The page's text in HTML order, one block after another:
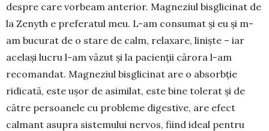
despre care vorbeam anterior. Magneziul bisglicinat de
la Zenyth e preferatul meu. L-am consumat și eu și m-
am bucurat de o stare de calm, relaxare, liniște – iar
același lucru l-am văzut și la pacienții cărora l-am
recomandat. Magneziul bisglicinat are o absorbție
ridicată, este ușor de asimilat, este bine tolerat și de
către persoanele cu probleme digestive, are efect
calmant asupra sistemului nervos, fiind ideal pentru